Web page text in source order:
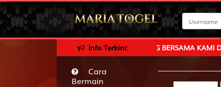
Info Terkini:
- SELAMAT BERGABUNG BERSAMA KAMI DAN
Cara
Bermain